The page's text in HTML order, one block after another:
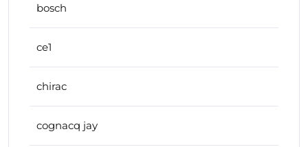
bosch
ce1
chirac
cognacq jay